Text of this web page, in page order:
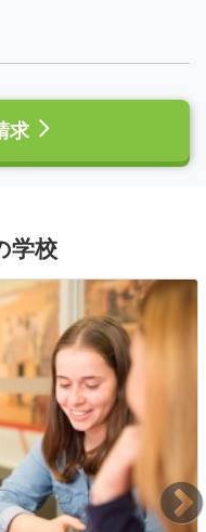
求
学校